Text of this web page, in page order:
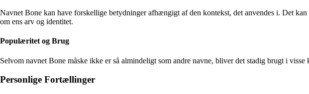
Navnet Bone kan have forskellige betydninger afhængigt af den kontekst, det anvendes i. Det
om ens arv og identitet.
Populæritet og Brug
Selvom navnet Bone måske ikke er så almindeligt som andre navne, bliver det stadig brugt i
Personlige Fortællinger